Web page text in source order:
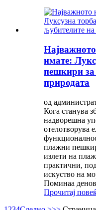
имате:
пешкири за
природата
од
Кога станува
надворешна
отелотворува
плажни
излети на
практични,
искуство на
Поминаа
Прочитај